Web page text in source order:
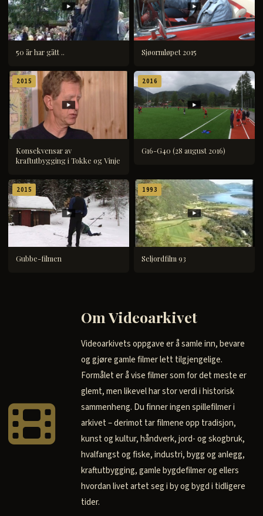
50 år har gått .. Sjøormløpet 2015
2015
Konsekvensar av
kraftutbygging i Tokke og Vinje
2016
G16-G40 (28 august 2016)
2015
Gubbe-filmen
1993
Seljordfilm 93
Om Videoarkivet
Videoarkivets oppgave er å samle inn, bevare
og gjøre gamle filmer lett tilgjengelige.
Formålet er å vise filmer som for det meste er
glemt, men likevel har stor verdi i historisk
sammenheng. Du finner ingen spillefilmer i
arkivet – derimot tar filmene opp tradisjon,
kunst og kultur, håndverk, jord- og skogbruk,
hvalfangst og fiske, industri, bygg og anlegg,
kraftutbygging, gamle bygdefilmer og ellers
hvordan livet artet seg i by og bygd i tidligere
tider.